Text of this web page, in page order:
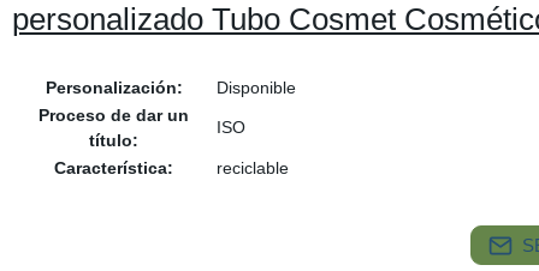
personalizado Tubo Cosmet
Personalización:
Disponible
Proceso de dar un
título:
ISO
Característica: reciclable